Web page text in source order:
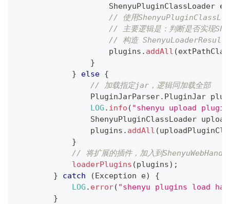
ShenyuPluginClassLoader
// 使用
// 主要逻辑是：判断是否实现
// 构造 ShenyuLoaderResult
                    plugins
. addAll (
}
}
else {
// 加载指定jar，逻辑同加载全部
PluginJarParser. PluginJar
LOG . info ( "shenyu upload
ShenyuPluginClassLoader
                plugins
. addAll (
}
// 将扩展的插件，加入到
loaderPlugins (plugins) ;
}
catch (Exception e)
{
LOG . error( "shenyu plugins load
}